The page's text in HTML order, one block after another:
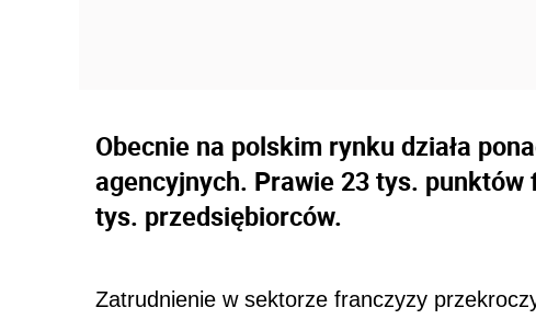
Obecnie na polskim rynku działa
agencyjnych. Prawie 23 tys.
tys. przedsiębiorców.
Zatrudnienie w sektorze franczyzy